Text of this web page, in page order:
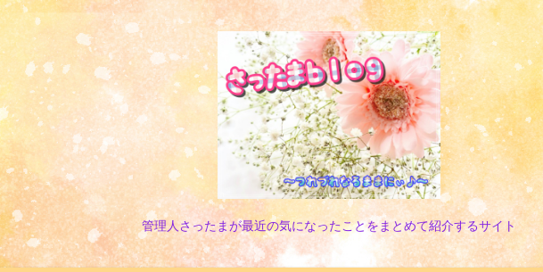
管理人さったまが最近の気になったことをまとめて紹介するサイト